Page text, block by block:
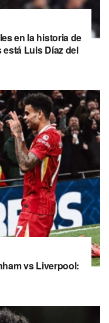
en la historia de
Luis Díaz del
vs Liverpool: